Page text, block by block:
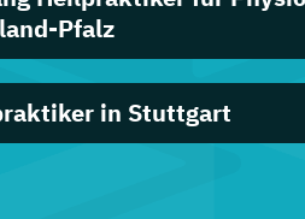
Pfalz
in Stuttgart